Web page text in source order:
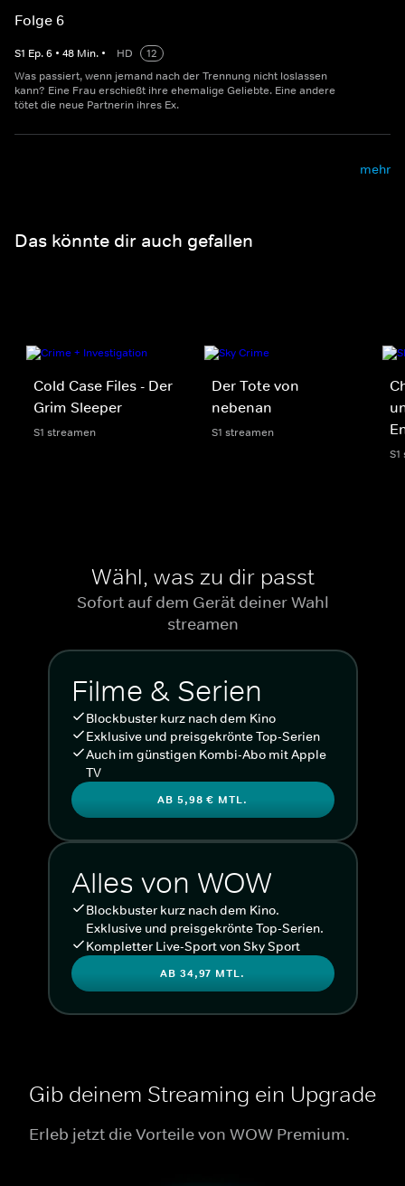
Folge 6
S1 Ep.6 • 48 Min. • HD
12
Was passiert, wenn jemand nach der Trennung nicht loslassen
kann? Eine Frau erschießt ihre ehemalige Geliebte. Eine andere
tötet die neue Partnerin ihres Ex.
mehr
Das könnte dir auch gefallen
Cold Case Files - Der
Grim Sleeper
S1 streamen
Der Tote von
nebenan
S1 streamen
Wähl, was zu dir passt
Sofort auf dem Gerät deiner Wahl
streamen
Filme & Serien
Blockbuster kurz nach dem Kino
Exklusive und preisgekrönte Top-Serien
Auch im günstigen Kombi-Abo mit Apple
TV
AB 5,98 € MTL.
Alles von WOW
Blockbuster kurz nach dem Kino.
Exklusive und preisgekrönte Top-Serien.
Kompletter Live-Sport von Sky Sport
AB 34,97 MTL.
Gib deinem Streaming ein Upgrade
Erleb jetzt die Vorteile von WOW Premium.